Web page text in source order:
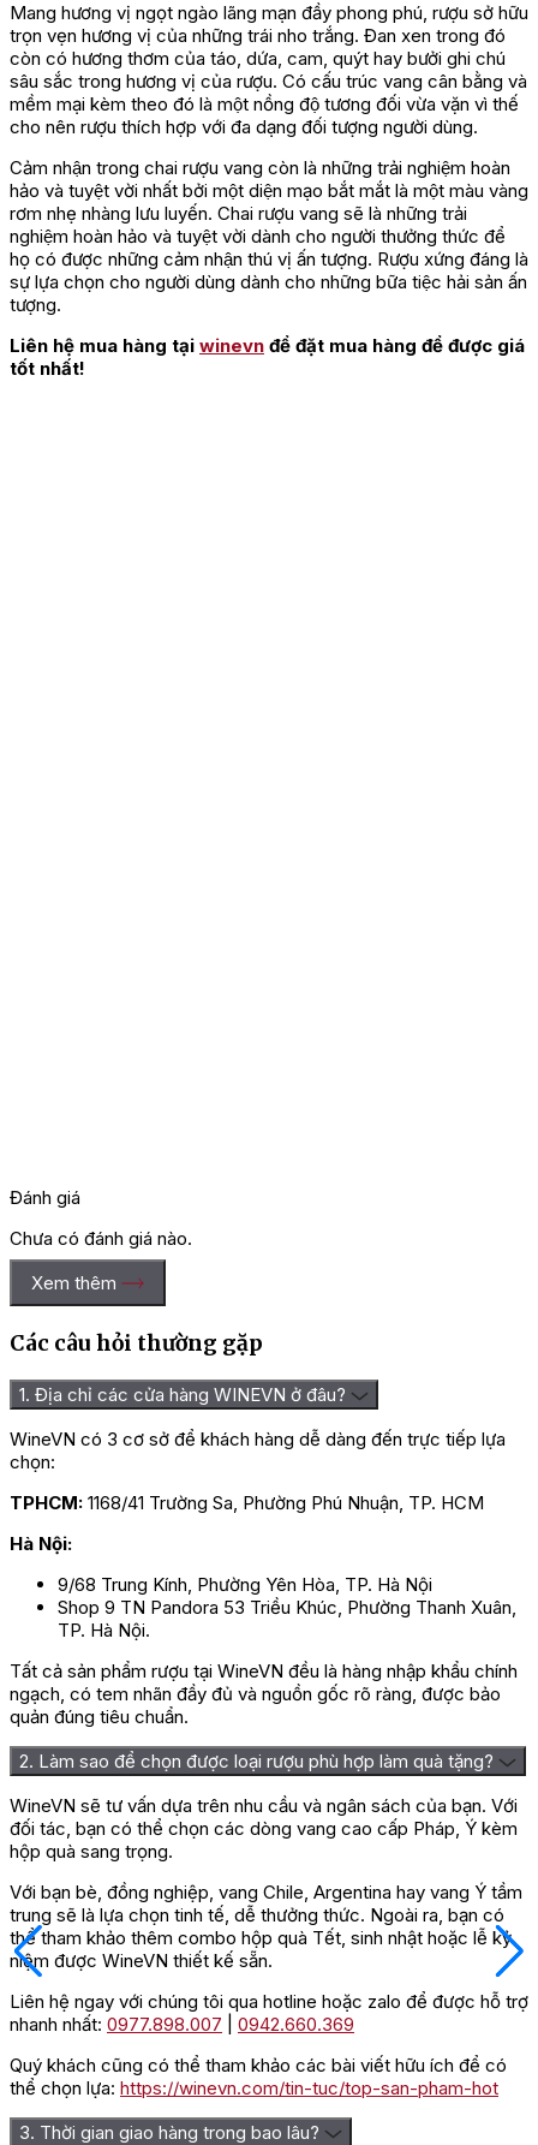
Mang hương vị ngọt ngào lãng mạn đầy phong phú, rượu sở hữu
trọn vẹn hương vị của những trái nho trắng. Đan xen trong đó
còn có hương thơm của táo, dứa, cam, quýt hay bưởi ghi chú
sâu sắc trong hương vị của rượu. Có cấu trúc vang cân bằng và
mềm mại kèm theo đó là một nồng độ tương đối vừa vặn vì thế
cho nên rượu thích hợp với đa dạng đối tượng người dùng.
Cảm nhận trong chai rượu vang còn là những trải nghiệm hoàn
hảo và tuyệt vời nhất bởi một diện mạo bắt mắt là một màu vàng
rơm nhẹ nhàng lưu luyến. Chai rượu vang sẽ là những trải
nghiệm hoàn hảo và tuyệt vời dành cho người thưởng thức để
họ có được những cảm nhận thú vị ấn tượng. Rượu xứng đáng là
sự lựa chọn cho người dùng dành cho những bữa tiệc hải sản ấn
tượng.
Liên hệ mua hàng tại winevn để đặt mua hàng để được giá
tốt nhất!
Đánh giá
Chưa có đánh giá nào.
Hãy là người đầu tiên nhận xét “Rượu Vang Ý Casanova Di Neri
IB Bianco”
Bạn phảiđăng nhậpđể gửi đánh giá.
Xem thêm
Các câu hỏi thường gặp
1. Địa chỉ các cửa hàng WINEVN ở đâu?
WineVN có 3 cơ sở để khách hàng dễ dàng đến trực tiếp lựa
chọn:
TPHCM: 1168/41 Trường Sa, Phường Phú Nhuận, TP. HCM
Hà Nội:
9/68 Trung Kính, Phường Yên Hòa, TP. Hà Nội
Shop 9 TN Pandora 53 Triều Khúc, Phường Thanh Xuân,
TP. Hà Nội.
Tất cả sản phẩm rượu tại WineVN đều là hàng nhập khẩu chính
ngạch, có tem nhãn đầy đủ và nguồn gốc rõ ràng, được bảo
quản đúng tiêu chuẩn.
2. Làm sao để chọn được loại rượu phù hợp làm quà tặng?
WineVN sẽ tư vấn dựa trên nhu cầu và ngân sách của bạn. Với
đối tác, bạn có thể chọn các dòng vang cao cấp Pháp, Ý kèm
hộp quà sang trọng.
Với bạn bè, đồng nghiệp, vang Chile, Argentina hay vang Ý tầm
trung sẽ là lựa chọn tinh tế, dễ thưởng thức. Ngoài ra, bạn có
thể tham khảo thêm combo hộp quà Tết, sinh nhật hoặc lễ kỷ
niệm được WineVN thiết kế sẵn.
Liên hệ ngay với chúng tôi qua hotline hoặc zalo để được hỗ trợ
nhanh nhất: 0977.898.007
0942.660.369
Quý khách cũng có thể tham khảo các bài viết hữu ích để có
thể chọn lựa: https://winevn.com/tin-tuc/top-san-pham-hot
3. Thời gian giao hàng trong bao lâu?